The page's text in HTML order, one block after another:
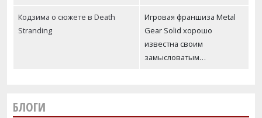
БЛОГИ
Кодзима о сюжете в Death
Stranding
Игровая франшиза Metal
Gear Solid хорошо
известна своим
замысловатым…